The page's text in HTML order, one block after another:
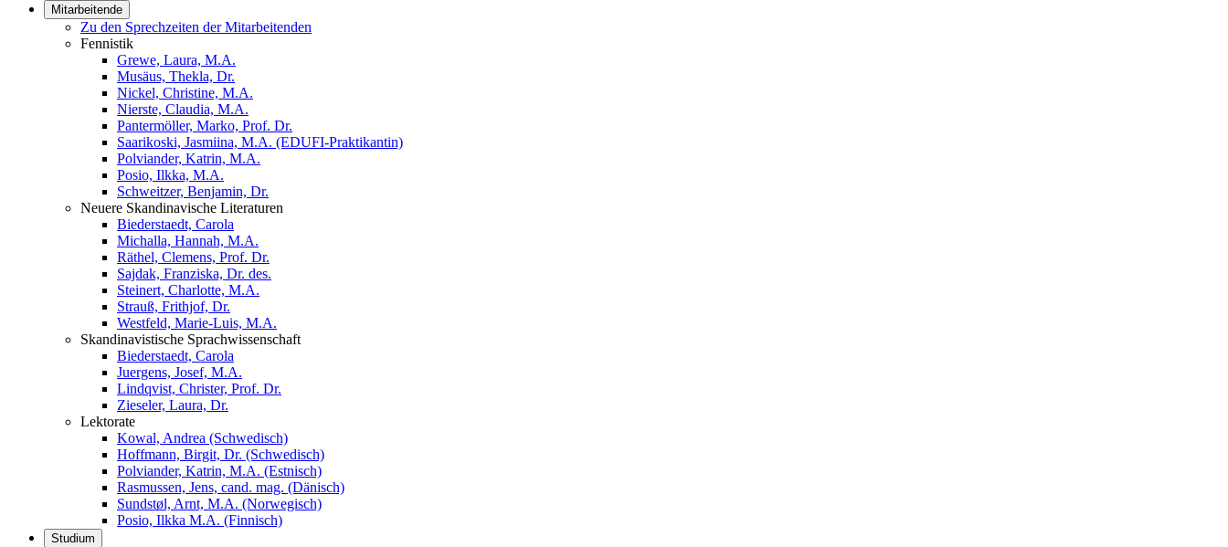
Mitarbeitende
Zu den Sprechzeiten der Mitarbeitenden
Fennistik
Grewe, Laura, M.A.
Musäus, Thekla, Dr.
Nickel, Christine, M.A.
Nierste, Claudia, M.A.
Pantermöller, Marko, Prof. Dr.
Saarikoski, Jasmiina, M.A. (EDUFI-Praktikantin)
Polviander, Katrin, M.A.
Posio, Ilkka, M.A.
Schweitzer, Benjamin, Dr.
Neuere Skandinavische Literaturen
Biederstaedt, Carola
Michalla, Hannah, M.A.
Räthel, Clemens, Prof. Dr.
Sajdak, Franziska, Dr. des.
Steinert, Charlotte, M.A.
Strauß, Frithjof, Dr.
Westfeld, Marie-Luis, M.A.
Skandinavistische Sprachwissenschaft
Biederstaedt, Carola
Juergens, Josef, M.A.
Lindqvist, Christer, Prof. Dr.
Zieseler, Laura, Dr.
Lektorate
Kowal, Andrea (Schwedisch)
Hoffmann, Birgit, Dr. (Schwedisch)
Polviander, Katrin, M.A. (Estnisch)
Rasmussen, Jens, cand. mag. (Dänisch)
Sundstøl, Arnt, M.A. (Norwegisch)
Posio, Ilkka M.A. (Finnisch)
Studium